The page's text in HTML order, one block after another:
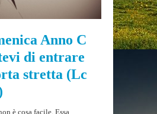
Anno C
di entrare
stretta (Lc
è cosa facile. Essa